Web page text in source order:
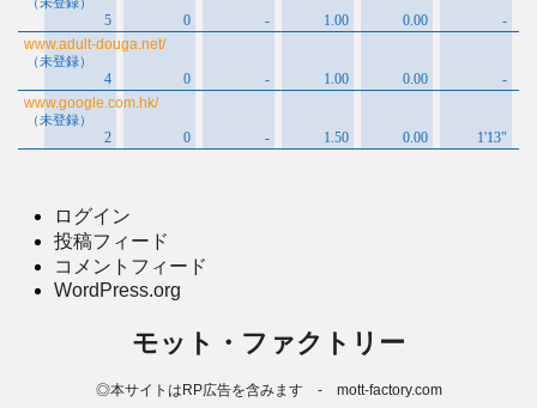
ログイン
投稿フィード
コメントフィード
WordPress.org
モット・ファクトリー
◎本サイトはRP広告を含みます - mott-factory.com